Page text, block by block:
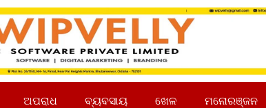
ଅପରାଧ ବ୍ୟବସାୟ ଖେଳ ମନୋରଞ୍ଜନ